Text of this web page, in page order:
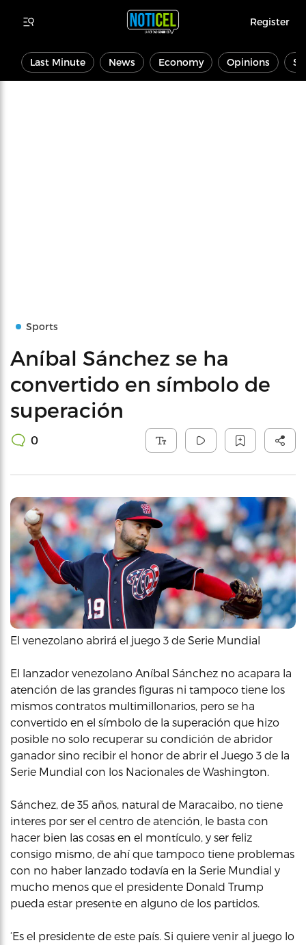
Register
Last Minute News Economy Opinions
Sports
Aníbal Sánchez se ha
convertido en símbolo de
superación
0
El venezolano abrirá el juego 3 de Serie Mundial
El lanzador venezolano Aníbal Sánchez no acapara la
atención de las grandes figuras ni tampoco tiene los
mismos contratos multimillonarios, pero se ha
convertido en el símbolo de la superación que hizo
posible no solo recuperar su condición de abridor
ganador sino recibir el honor de abrir el Juego 3 de la
Serie Mundial con los Nacionales de Washington.
Sánchez, de 35 años, natural de Maracaibo, no tiene
interes por ser el centro de atención, le basta con
hacer bien las cosas en el montículo, y ser feliz
consigo mismo, de ahí que tampoco tiene problemas
con no haber lanzado todavía en la Serie Mundial y
mucho menos que el presidente Donald Trump
pueda estar presente en alguno de los partidos.
‘Es el presidente de este país. Si quiere venir al juego lo